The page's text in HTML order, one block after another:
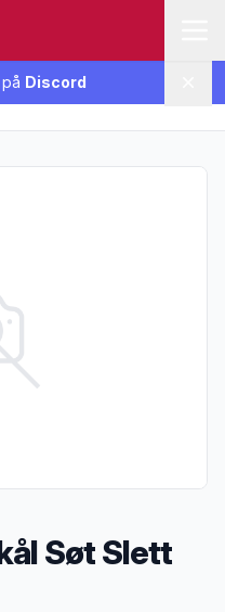
Discord
Søt Slett